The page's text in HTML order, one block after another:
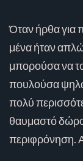
Όταν ήρθα για
μένα ήταν
μπορούσα να
πουλούσα
πολύ
θαυμαστό δώρο
περιφρόνηση.